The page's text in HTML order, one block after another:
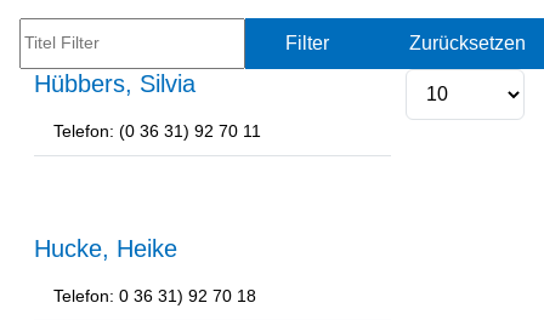
Filter Zurücksetzen
Hübbers, Silvia
Telefon: (0 36 31) 92 70 11
Hucke, Heike
Telefon: 0 36 31) 92 70 18